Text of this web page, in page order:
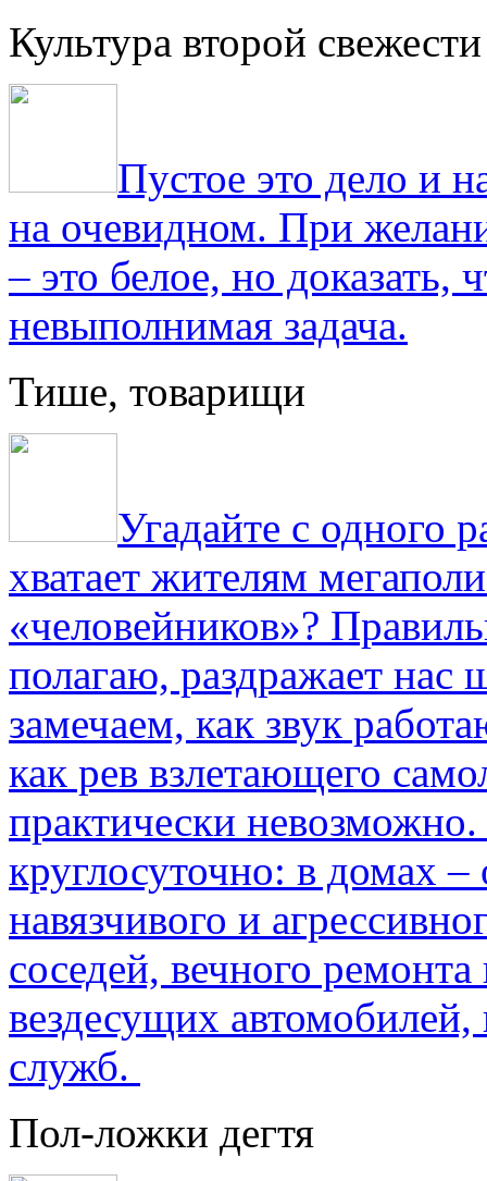
Культура второй свежести
Пустое это дело и
на очевидном. При
– это белое, но доказать,
невыполнимая задача.
Тише, товарищи
Угадайте с одного
хватает жителям
«человейников»?
полагаю, раздражает нас
замечаем, как звук
как рев взлетающего
практически
круглосуточно: в домах
навязчивого и
соседей, вечного
вездесущих
служб.
Пол-ложки дегтя